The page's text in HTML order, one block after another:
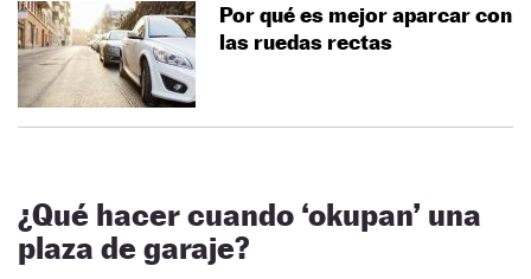
Por qué es mejor aparcar con
las ruedas rectas
¿Qué hacer cuando ‘okupan’ una
plaza de garaje?